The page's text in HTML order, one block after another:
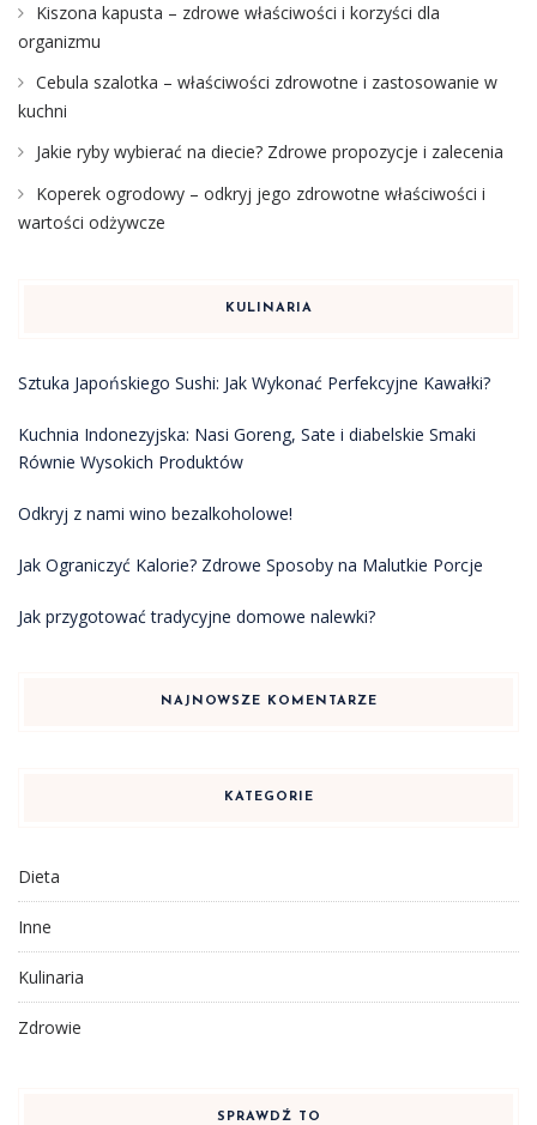
Kiszona kapusta – zdrowe właściwości i korzyści dla
organizmu
Cebula szalotka – właściwości zdrowotne i zastosowanie w
kuchni
Jakie ryby wybierać na diecie? Zdrowe propozycje i zalecenia
Koperek ogrodowy – odkryj jego zdrowotne właściwości i
wartości odżywcze
KULINARIA
Sztuka Japońskiego Sushi: Jak Wykonać Perfekcyjne Kawałki?
Kuchnia Indonezyjska: Nasi Goreng, Sate i diabelskie Smaki
Równie Wysokich Produktów
Odkryj z nami wino bezalkoholowe!
Jak Ograniczyć Kalorie? Zdrowe Sposoby na Malutkie Porcje
Jak przygotować tradycyjne domowe nalewki?
NAJNOWSZE KOMENTARZE
KATEGORIE
Dieta
Inne
Kulinaria
Zdrowie
SPRAWDŹ TO